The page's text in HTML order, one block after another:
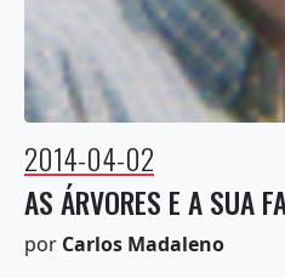
2014-04-02
AS ÁRVORES E A SUA
por Carlos Madaleno